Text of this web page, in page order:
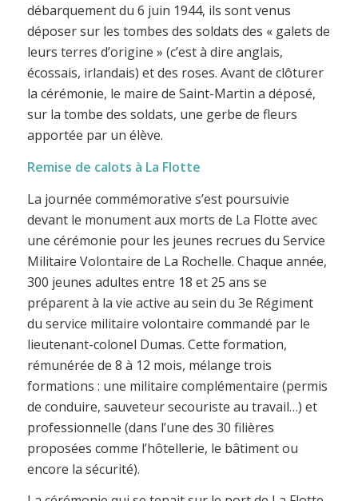
débarquement du 6 juin 1944, ils sont venus
déposer sur les tombes des soldats des « galets de
leurs terres d’origine » (c’est à dire anglais,
écossais, irlandais) et des roses. Avant de clôturer
la cérémonie, le maire de Saint-Martin a déposé,
sur la tombe des soldats, une gerbe de fleurs
apportée par un élève.
Remise de calots à La Flotte
La journée commémorative s’est poursuivie
devant le monument aux morts de La Flotte avec
une cérémonie pour les jeunes recrues du Service
Militaire Volontaire de La Rochelle. Chaque année,
300 jeunes adultes entre 18 et 25 ans se
préparent à la vie active au sein du 3e Régiment
du service militaire volontaire commandé par le
lieutenant-colonel Dumas. Cette formation,
rémunérée de 8 à 12 mois, mélange trois
formations : une militaire complémentaire (permis
de conduire, sauveteur secouriste au travail…) et
professionnelle (dans l’une des 30 filières
proposées comme l’hôtellerie, le bâtiment ou
encore la sécurité).